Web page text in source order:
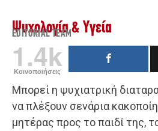
Ψυχολογία & Υγεία
EDITORIAL TEAM
1.4k
Κοινοποιήσεις
Μπορεί η ψυχιατρική
να πλέξουν σενάρια
μητέρας προς το παιδί της,